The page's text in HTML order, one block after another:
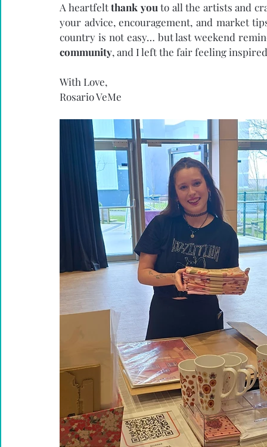
A heartfelt thank you to all the artists and
your advice, encouragement, and market
community, and I left the fair feeling
With Love,
Rosario VeMe